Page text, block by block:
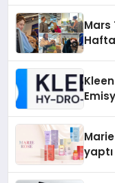
Mars
yaptı